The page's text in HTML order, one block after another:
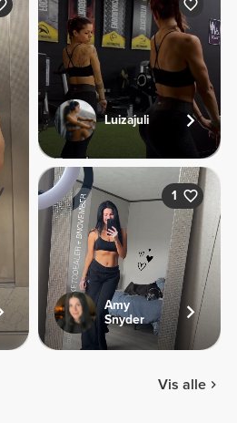
Luizajuli
1
Amy
Snyder
Vis alle